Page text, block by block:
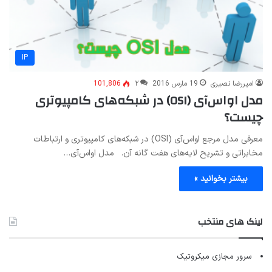
IP
امیررضا نصیری 19 مارس 2016 ۲ 101,806
مدل او‌اس‌آی (OSI) در شبکه‌های کامپیوتری
چیست؟
معرفی مدل مرجع او‌اس‌آی (OSI) در شبکه‌های کامپیوتری و ارتباطات
مخابراتی و تشریح لایه‌های هفت گانه آن. مدل او‌اس‌آی…
بیشتر بخوانید »
لینک های منتخب
سرور مجازی میکروتیک